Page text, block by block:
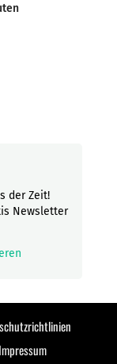
der Zeit!
Newsletter
Impressum